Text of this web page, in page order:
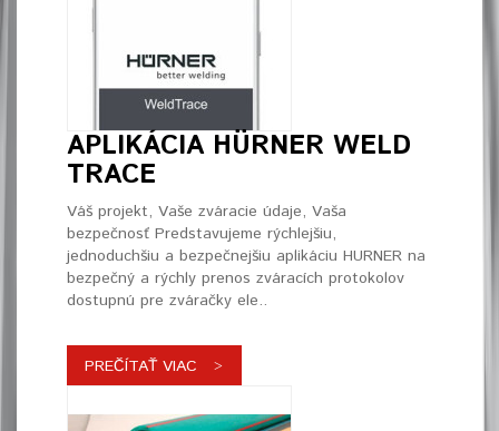
APLIKÁCIA HÜRNER WELD
TRACE
Váš projekt, Vaše zváracie údaje, Vaša
bezpečnosť Predstavujeme rýchlejšiu,
jednoduchšiu a bezpečnejšiu aplikáciu HURNER na
bezpečný a rýchly prenos zváracích protokolov
dostupnú pre zváračky ele..
PREČÍTAŤ VIAC